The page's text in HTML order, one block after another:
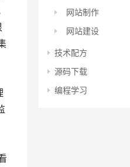
网站制作
网站建设
技术配方
源码下载
编程学习